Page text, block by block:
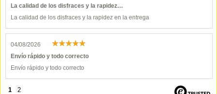
La calidad de los disfraces y la rapidez…
La calidad de los disfraces y la rapidez en la entrega
04/08/2026
Envío rápido y todo correcto
Envío rápido y todo correcto
1 2